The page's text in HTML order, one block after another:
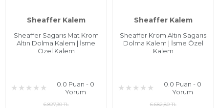
Sheaffer Kalem
Sheaffer Sagaris Mat Krom
Altın Dolma Kalem | İsme
Özel Kalem
0.0 Puan - 0
Yorum
6.827,30 TL
Sheaffer Kalem
Sheaffer Krom Altın Sagaris
Dolma Kalem | İsme Özel
Kalem
0.0 Puan - 0
Yorum
6.682,80 TL